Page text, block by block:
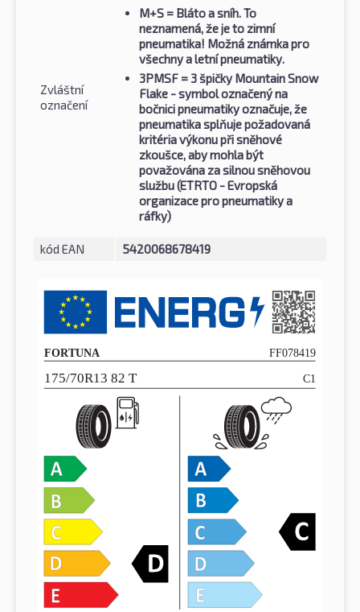
Zvláštní
označení
M+S = Bláto a sníh. To
neznamená, že je to zimní
pneumatika! Možná známka pro
všechny a letní pneumatiky.
3PMSF = 3 špičky Mountain Snow
Flake - symbol označený na
bočnici pneumatiky označuje, že
pneumatika splňuje požadovaná
kritéria výkonu při sněhové
zkoušce, aby mohla být
považována za silnou sněhovou
službu (ETRTO - Evropská
organizace pro pneumatiky a
ráfky)
kód EAN 5420068678419